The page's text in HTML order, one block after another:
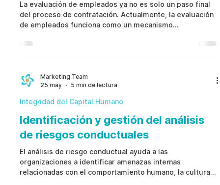
La evaluación de empleados ya no es solo un paso final
del proceso de contratación. Actualmente, la evaluación
de empleados funciona como un mecanismo
identidad, experiencia, credenciales y requisitos de
confianza asociados al puesto. Aplicada de forma
cumplimiento y proteger activos críticos.
Marketing Team
25 may
5 min de lectura
Integridad del Capital Humano
Identificación y gestión del análisis
de riesgos conductuales
El análisis de riesgo conductual ayuda a las
organizaciones a identificar amenazas internas
relacionadas con el comportamiento humano, la cultura